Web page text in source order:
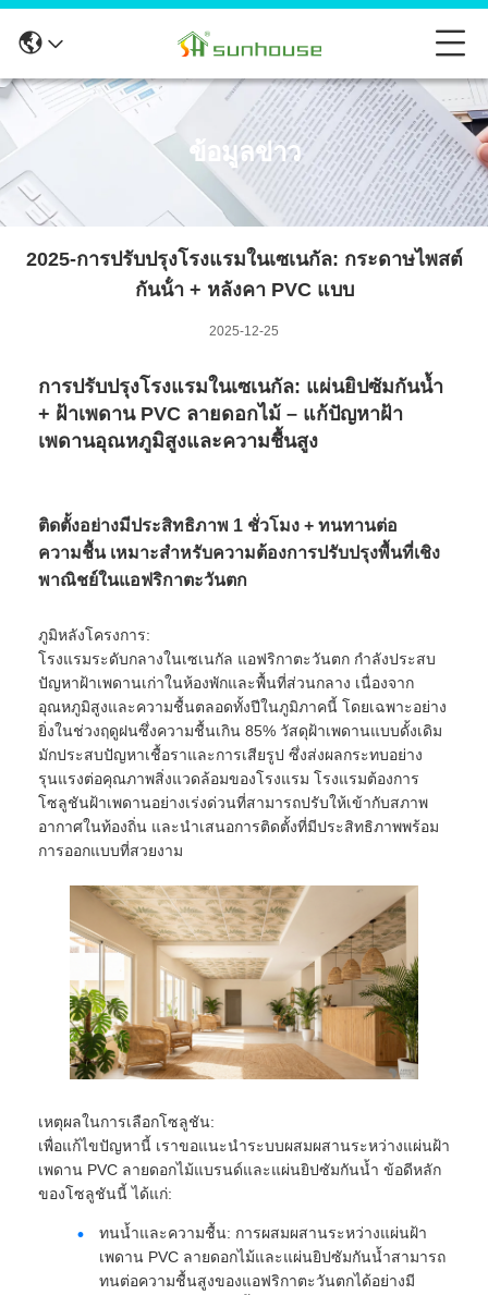
ข้อมูลข่าว
2025-การปรับปรุงโรงแรมในเซเนกัล: กระดาษไพสต์
กันน้ํา + หลังคา PVC แบบ
2025-12-25
การปรับปรุงโรงแรมในเซเนกัล: แผ่นยิปซัมกันน้ำ
+ ฝ้าเพดาน PVC ลายดอกไม้ – แก้ปัญหาฝ้า
เพดานอุณหภูมิสูงและความชื้นสูง
ติดตั้งอย่างมีประสิทธิภาพ 1 ชั่วโมง + ทนทานต่อ
ความชื้น เหมาะสำหรับความต้องการปรับปรุงพื้นที่เชิง
พาณิชย์ในแอฟริกาตะวันตก
ภูมิหลังโครงการ:
โรงแรมระดับกลางในเซเนกัล แอฟริกาตะวันตก กำลังประสบ
ปัญหาฝ้าเพดานเก่าในห้องพักและพื้นที่ส่วนกลาง เนื่องจาก
อุณหภูมิสูงและความชื้นตลอดทั้งปีในภูมิภาคนี้ โดยเฉพาะอย่าง
ยิ่งในช่วงฤดูฝนซึ่งความชื้นเกิน 85% วัสดุฝ้าเพดานแบบดั้งเดิม
มักประสบปัญหาเชื้อราและการเสียรูป ซึ่งส่งผลกระทบอย่าง
รุนแรงต่อคุณภาพสิ่งแวดล้อมของโรงแรม โรงแรมต้องการ
โซลูชันฝ้าเพดานอย่างเร่งด่วนที่สามารถปรับให้เข้ากับสภาพ
อากาศในท้องถิ่น และนำเสนอการติดตั้งที่มีประสิทธิภาพพร้อม
การออกแบบที่สวยงาม
เหตุผลในการเลือกโซลูชัน:
เพื่อแก้ไขปัญหานี้ เราขอแนะนำระบบผสมผสานระหว่างแผ่นฝ้า
เพดาน PVC ลายดอกไม้แบรนด์และแผ่นยิปซัมกันน้ำ ข้อดีหลัก
ของโซลูชันนี้ ได้แก่:
ทนน้ำและความชื้น: การผสมผสานระหว่างแผ่นฝ้า
เพดาน PVC ลายดอกไม้และแผ่นยิปซัมกันน้ำสามารถ
ทนต่อความชื้นสูงของแอฟริกาตะวันตกได้อย่างมี